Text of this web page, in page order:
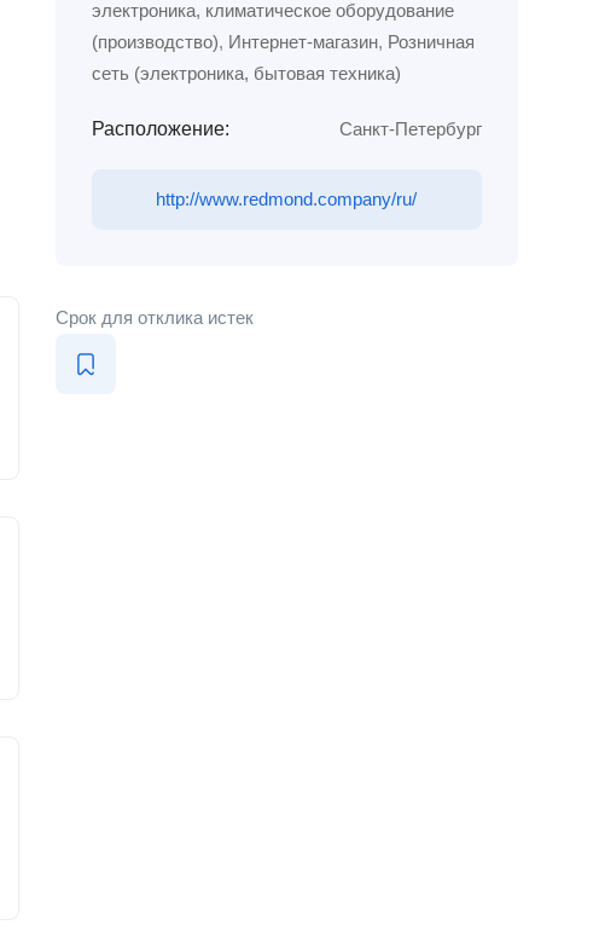
электроника, климатическое оборудование
(производство), Интернет-магазин, Розничная
сеть (электроника, бытовая техника)
Расположение: Санкт-Петербург
http://www.redmond.company/ru/
Срок для отклика истек